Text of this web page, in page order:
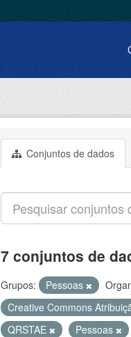
Conjuntos de dados
7 conjuntos de
Grupos: Pessoas
Creative Commons
QRSTAE
Pessoas